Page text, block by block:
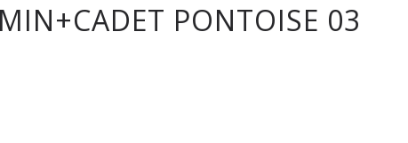
PONTOISE 03